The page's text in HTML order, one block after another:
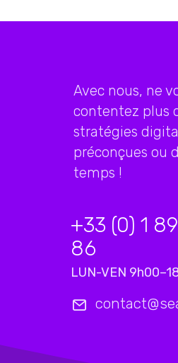
Avec nous, ne
contentez plus
stratégies
préconçues ou
temps !
+33 (0) 1
86
LUN-VEN